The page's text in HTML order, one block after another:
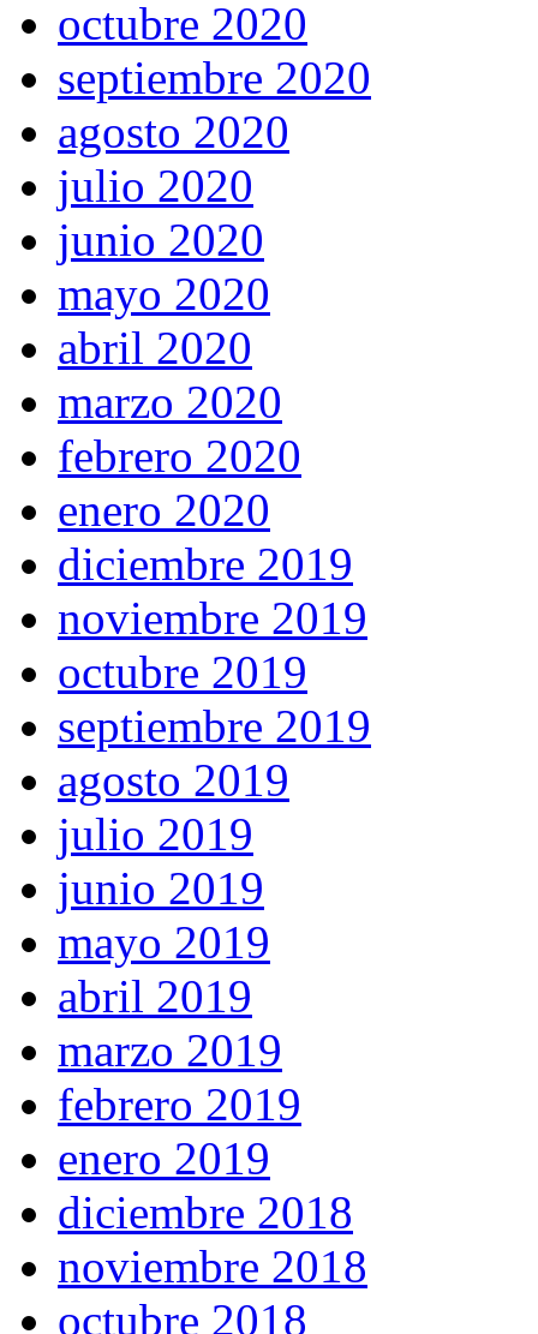
octubre 2020
septiembre 2020
agosto 2020
julio 2020
junio 2020
mayo 2020
abril 2020
marzo 2020
febrero 2020
enero 2020
diciembre 2019
noviembre 2019
octubre 2019
septiembre 2019
agosto 2019
julio 2019
junio 2019
mayo 2019
abril 2019
marzo 2019
febrero 2019
enero 2019
diciembre 2018
noviembre 2018
octubre 2018